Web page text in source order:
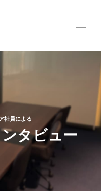
社員による
タビュー